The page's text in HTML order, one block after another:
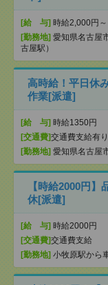
[給 与] 時給2,000円～
[勤務地] 愛知県名古屋
古屋駅）
高時給！平日休
作業[派遣]
[給 与] 時給1350円
[交通費]交通費支給有り
[勤務地] 愛知県名古屋
【時給2000円
休[派遣]
[給 与] 時給2000円
[交通費]交通費支給
[勤務地] 小牧原駅から